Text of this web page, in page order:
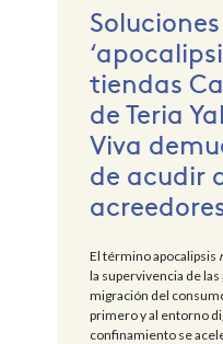
tiendas
de Teria
Viva
de acudir
El término apocalipsis
la supervivencia de
migración del
primero y al entorno
confinamiento se